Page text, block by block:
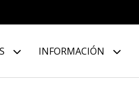
INFORMACIÓN